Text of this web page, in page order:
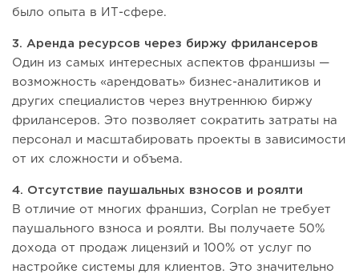
было опыта в ИТ-сфере.
3. Аренда ресурсов через биржу фрилансеров
Один из самых интересных аспектов франшизы —
возможность «арендовать» бизнес-аналитиков и
других специалистов через внутреннюю биржу
фрилансеров. Это позволяет сократить затраты на
персонал и масштабировать проекты в зависимости
от их сложности и объема.
4. Отсутствие паушальных взносов и роялти
В отличие от многих франшиз, Corplan не требует
паушального взноса и роялти. Вы получаете 50%
дохода от продаж лицензий и 100% от услуг по
настройке системы для клиентов. Это значительно